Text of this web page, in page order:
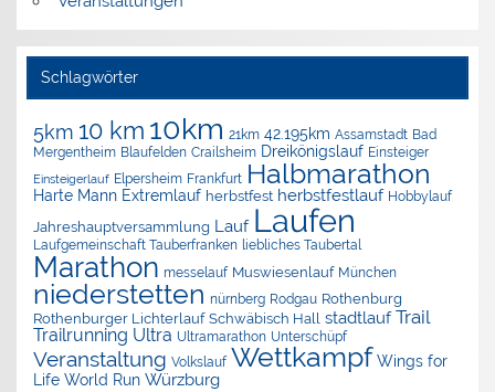
Schlagwörter
5km 10 km 10km 21km 42.195km Assamstadt Bad
Mergentheim Blaufelden Crailsheim Dreikönigslauf Einsteiger
Einsteigerlauf Elpersheim Frankfurt Halbmarathon
Harte Mann Extremlauf herbstfest herbstfestlauf Hobbylauf
Jahreshauptversammlung Lauf Laufen
Laufgemeinschaft Tauberfranken liebliches Taubertal
Marathon messelauf Muswiesenlauf München
niederstetten nürnberg Rodgau Rothenburg
Rothenburger Lichterlauf Schwäbisch Hall stadtlauf Trail
Trailrunning Ultra Ultramarathon Unterschüpf
Veranstaltung Volkslauf Wettkampf Wings for
Life World Run Würzburg